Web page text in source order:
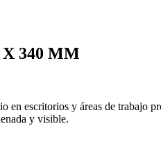
340 MM
en escritorios y áreas de trabajo
y visible.